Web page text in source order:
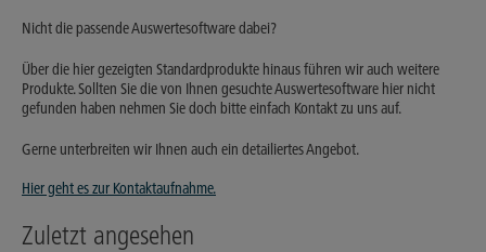
Nicht die passende Auswertesoftware dabei?
Über die hier gezeigten Standardprodukte hinaus führen wir auch weitere
Produkte. Sollten Sie die von Ihnen gesuchte Auswertesoftware hier nicht
gefunden haben nehmen Sie doch bitte einfach Kontakt zu uns auf.
Gerne unterbreiten wir Ihnen auch ein detailiertes Angebot.
Hier geht es zur Kontaktaufnahme.
Zuletzt angesehen